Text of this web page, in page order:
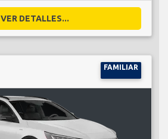
VER DETALLES...
FAMILIAR